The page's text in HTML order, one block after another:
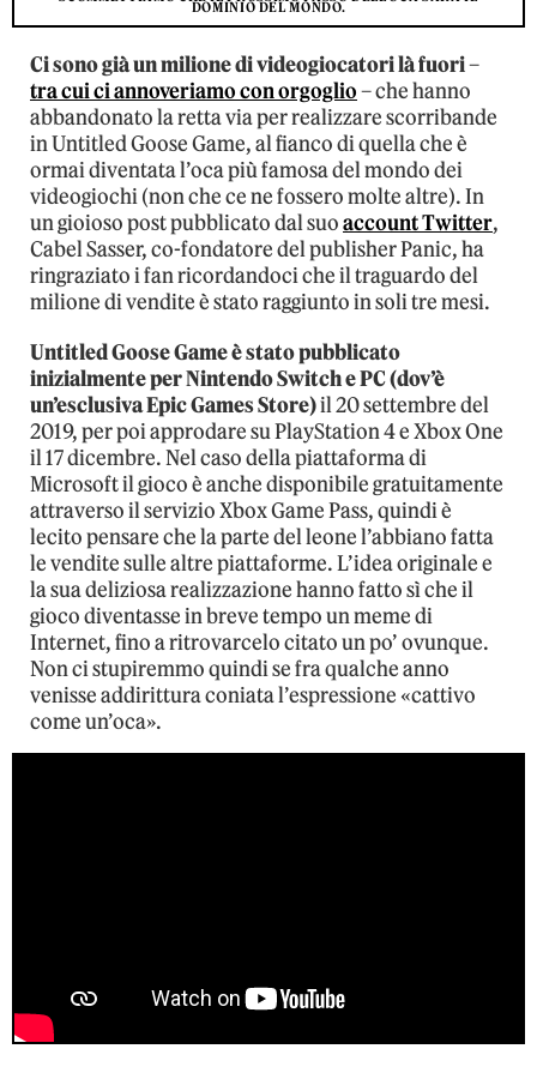
DOMINIO DEL MONDO.
Ci sono già un milione di videogiocatori là fuori–
tra cui ci annoveriamo con orgoglio– che hanno
abbandonato la retta via per realizzare scorribande
in Untitled Goose Game, al fianco di quella che è
ormai diventata l’oca più famosa del mondo dei
videogiochi (non che ce ne fossero molte altre). In
un gioioso post pubblicato dal suoaccount Twitter,
Cabel Sasser, co-fondatore del publisher Panic, ha
ringraziato i fan ricordandoci che il traguardo del
milione di vendite è stato raggiunto in soli tre mesi.
Untitled Goose Game è stato pubblicato
inizialmente per Nintendo Switch e PC (dov’è
un’esclusiva Epic Games Store)il 20 settembre del
2019, per poi approdare su PlayStation 4 e Xbox One
il 17 dicembre. Nel caso della piattaforma di
Microsoft il gioco è anche disponibile gratuitamente
attraverso il servizio Xbox Game Pass, quindi è
lecito pensare che la parte del leone l’abbiano fatta
le vendite sulle altre piattaforme. L’idea originale e
la sua deliziosa realizzazione hanno fatto sì che il
gioco diventasse in breve tempo un meme di
Internet, fino a ritrovarcelo citato un po’ ovunque.
Non ci stupiremmo quindi se fra qualche anno
venisse addirittura coniata l’espressione «cattivo
come un’oca».